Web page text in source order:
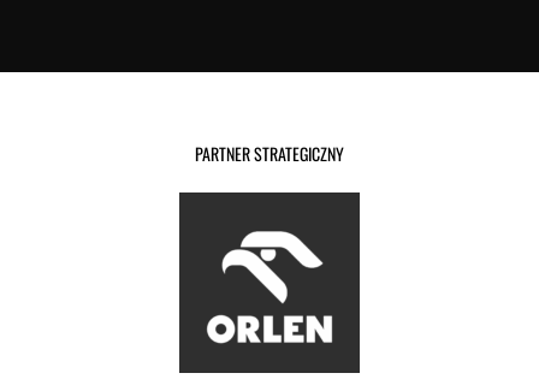
PARTNER STRATEGICZNY